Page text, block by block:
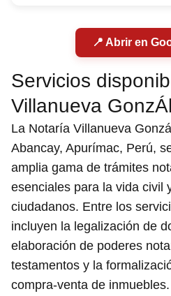
📍 Abrir en
Servicios
Villanueva
La Notaría Villanueva
Abancay, Apurímac, Perú,
amplia gama de trámites
esenciales para la vida civil
ciudadanos. Entre los
incluyen la legalización de
elaboración de poderes
testamentos y la
compra-venta de